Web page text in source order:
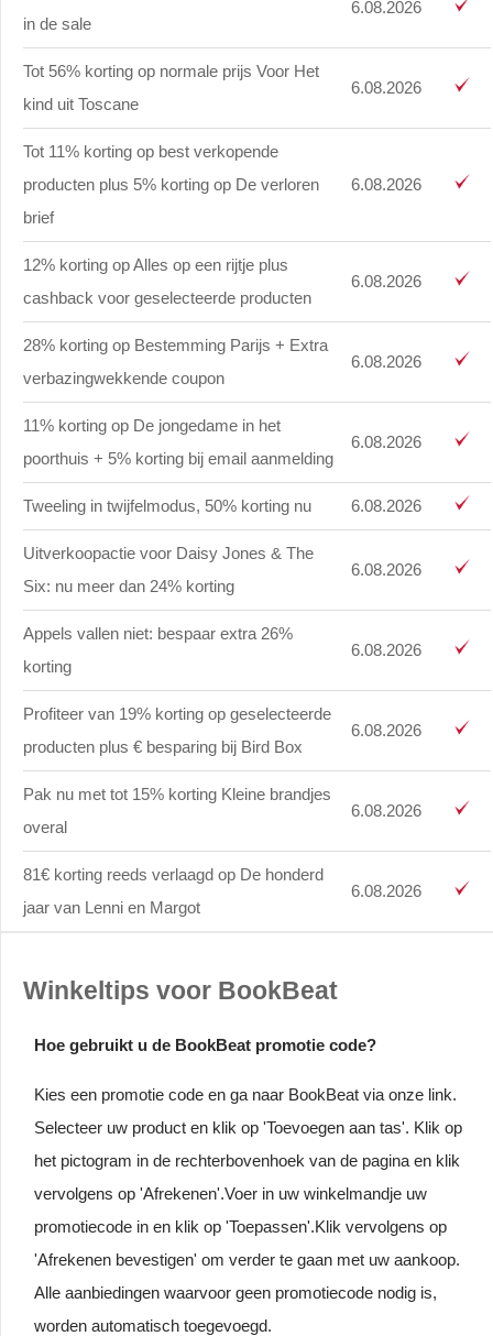
in de sale
6.08.2026
Tot 56% korting op normale prijs Voor Het
kind uit Toscane
6.08.2026
Tot 11% korting op best verkopende
producten plus 5% korting op De verloren
brief
6.08.2026
12% korting op Alles op een rijtje plus
cashback voor geselecteerde producten
6.08.2026
28% korting op Bestemming Parijs + Extra
verbazingwekkende coupon
6.08.2026
11% korting op De jongedame in het
poorthuis + 5% korting bij email aanmelding
6.08.2026
Tweeling in twijfelmodus, 50% korting nu 6.08.2026
Uitverkoopactie voor Daisy Jones & The
Six: nu meer dan 24% korting
6.08.2026
Appels vallen niet: bespaar extra 26%
korting
6.08.2026
Profiteer van 19% korting op geselecteerde
producten plus € besparing bij Bird Box
6.08.2026
Pak nu met tot 15% korting Kleine brandjes
overal
6.08.2026
81€ korting reeds verlaagd op De honderd
jaar van Lenni en Margot
6.08.2026
Winkeltips voor BookBeat
Hoe gebruikt u de BookBeat promotie code?
Kies een promotie code en ga naar BookBeat via onze link.
Selecteer uw product en klik op 'Toevoegen aan tas'. Klik op
het pictogram in de rechterbovenhoek van de pagina en klik
vervolgens op 'Afrekenen'.Voer in uw winkelmandje uw
promotiecode in en klik op 'Toepassen'.Klik vervolgens op
'Afrekenen bevestigen' om verder te gaan met uw aankoop.
Alle aanbiedingen waarvoor geen promotiecode nodig is,
worden automatisch toegevoegd.